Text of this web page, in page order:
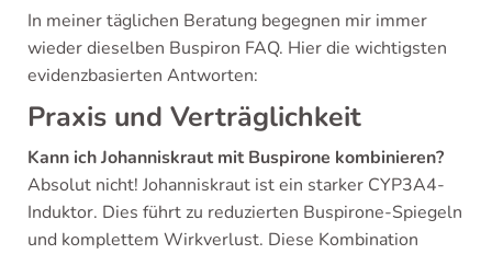
In meiner täglichen Beratung begegnen mir immer
wieder dieselben Buspiron FAQ. Hier die wichtigsten
evidenzbasierten Antworten:
Praxis und Verträglichkeit
Kann ich Johanniskraut mit Buspirone kombinieren?
Absolut nicht! Johanniskraut ist ein starker CYP3A4-
Induktor. Dies führt zu reduzierten Buspirone-Spiegeln
und komplettem Wirkverlust. Diese Kombination